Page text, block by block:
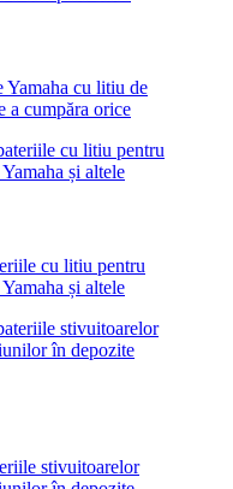
Yamaha cu litiu de
a cumpăra orice
cu litiu pentru
și altele
stivuitoarelor